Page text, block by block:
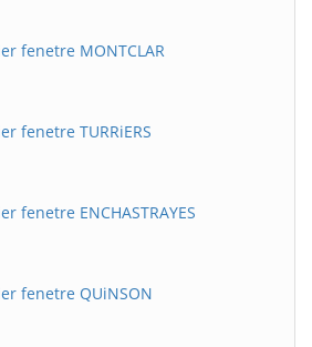
fenetre MONTCLAR
fenetre TURRiERS
fenetre ENCHASTRAYES
fenetre QUiNSON